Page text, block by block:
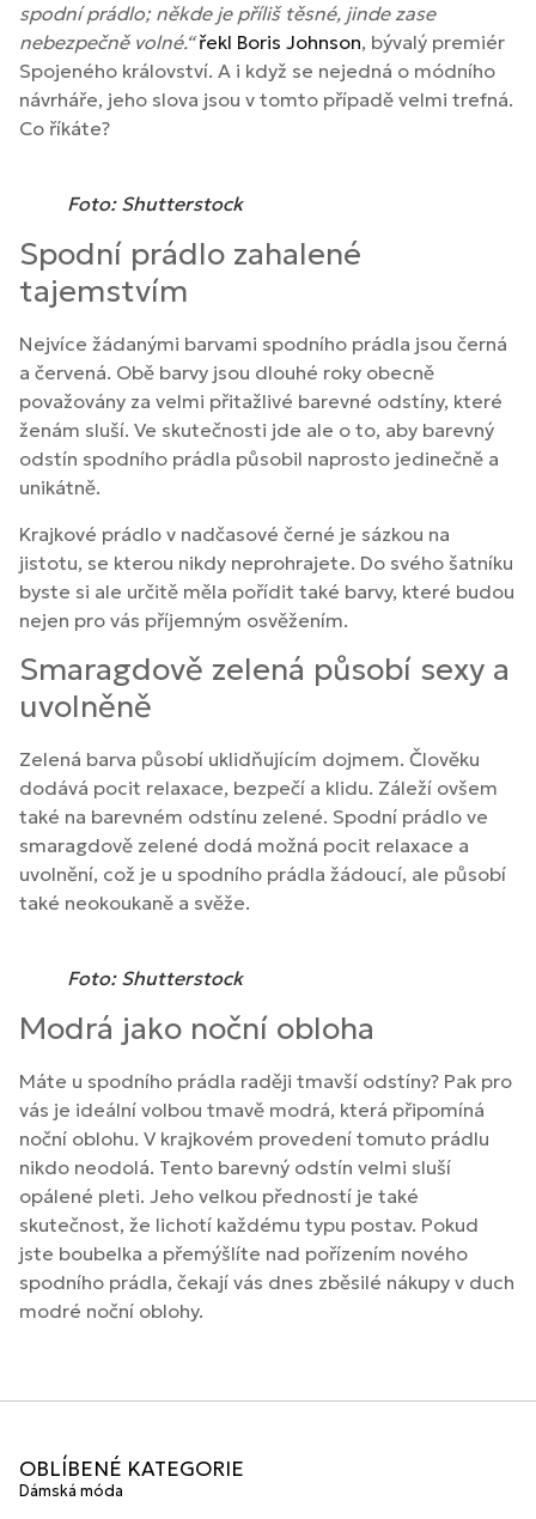
spodní prádlo; někde je příliš těsné, jinde zase
nebezpečně volné.“ řekl Boris Johnson, bývalý premiér
Spojeného království. A i když se nejedná o módního
návrháře, jeho slova jsou v tomto případě velmi trefná.
Co říkáte?
Foto: Shutterstock
Spodní prádlo zahalené
tajemstvím
Nejvíce žádanými barvami spodního prádla jsou černá
a červená. Obě barvy jsou dlouhé roky obecně
považovány za velmi přitažlivé barevné odstíny, které
ženám sluší. Ve skutečnosti jde ale o to, aby barevný
odstín spodního prádla působil naprosto jedinečně a
unikátně.
Krajkové prádlo v nadčasové černé je sázkou na
jistotu, se kterou nikdy neprohrajete. Do svého šatníku
byste si ale určitě měla pořídit také barvy, které budou
nejen pro vás příjemným osvěžením.
Smaragdově zelená působí sexy a
uvolněně
Zelená barva působí uklidňujícím dojmem. Člověku
dodává pocit relaxace, bezpečí a klidu. Záleží ovšem
také na barevném odstínu zelené. Spodní prádlo ve
smaragdově zelené dodá možná pocit relaxace a
uvolnění, což je u spodního prádla žádoucí, ale působí
také neokoukaně a svěže.
Foto: Shutterstock
Modrá jako noční obloha
Máte u spodního prádla raději tmavší odstíny? Pak pro
vás je ideální volbou tmavě modrá, která připomíná
noční oblohu. V krajkovém provedení tomuto prádlu
nikdo neodolá. Tento barevný odstín velmi sluší
opálené pleti. Jeho velkou předností je také
skutečnost, že lichotí každému typu postav. Pokud
jste boubelka a přemýšlíte nad pořízením nového
spodního prádla, čekají vás dnes zběsilé nákupy v duch
modré noční oblohy.
OBLÍBENÉ KATEGORIE
Dámská móda